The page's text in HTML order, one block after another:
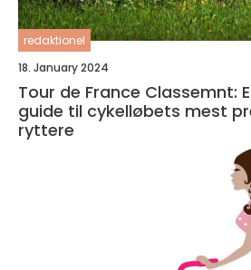
redaktionel
18. January 2024
Tour de France Classemnt:
guide til cykelløbets mest
ryttere